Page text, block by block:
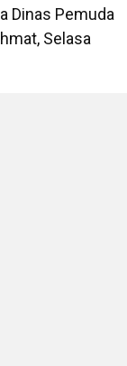
Dinas Pemuda
Selasa